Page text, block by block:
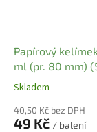
Papírový
ml (pr. 80 mm)
Skladem
40,50 Kč bez DPH
49 Kč / balení